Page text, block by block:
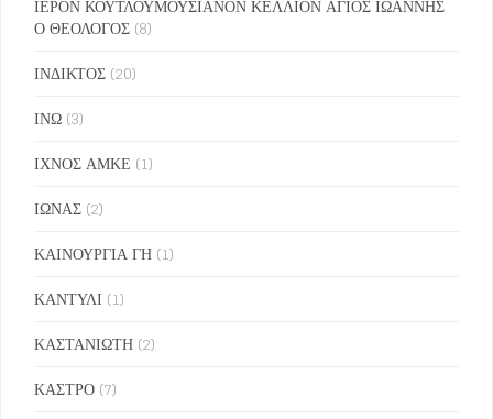
ΙΕΡΟΝ ΚΟΥΤΛΟΥΜΟΥΣΙΑΝΟΝ ΚΕΛΛΙΟΝ ΑΓΙΟΣ ΙΩΑΝΝΗΣ
Ο ΘΕΟΛΟΓΟΣ (8)
ΙΝΔΙΚΤΟΣ (20)
ΙΝΩ (3)
ΙΧΝΟΣ ΑΜΚΕ (1)
ΙΩΝΑΣ (2)
ΚΑΙΝΟΥΡΓΙΑ ΓΗ (1)
ΚΑΝΤΥΛΙ (1)
ΚΑΣΤΑΝΙΩΤΗ (2)
ΚΑΣΤΡΟ (7)